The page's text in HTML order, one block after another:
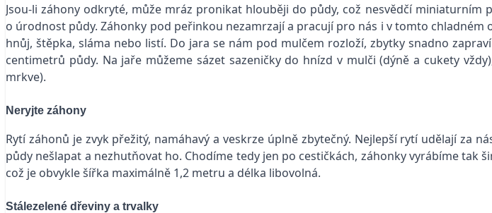
Jsou-li záhony odkryté, může mráz pronikat hlouběji do půdy, což nesvědčí miniaturním
o úrodnost půdy. Záhonky pod peřinkou nezamrzají a pracují pro nás i v tomto chladném
hnůj, štěpka, sláma nebo listí. Do jara se nám pod mulčem rozloží, zbytky snadno
centimetrů půdy. Na jaře můžeme sázet sazeničky do hnízd v mulči (dýně a cukety
mrkve).
Neryjte záhony
Rytí záhonů je zvyk přežitý, namáhavý a veskrze úplně zbytečný. Nejlepší rytí udělají za
půdy nešlapat a nezhutňovat ho. Chodíme tedy jen po cestičkách, záhonky vyrábíme tak
což je obvykle šířka maximálně 1,2 metru a délka libovolná.
Stálezelené dřeviny a trvalky